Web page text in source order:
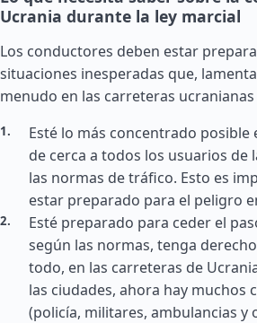
Ucrania durante la ley marcial
Los conductores deben estar
situaciones inesperadas que,
menudo en las carreteras
Esté lo más concentrado posible
de cerca a todos los usuarios de
las normas de tráfico. Esto es
estar preparado para el peligro
Esté preparado para ceder el
según las normas, tenga
todo, en las carreteras de
las ciudades, ahora hay muchos
(policía, militares, ambulancias y